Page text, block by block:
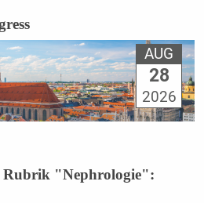
AUG
28
2026
Rubrik "Nephrologie":